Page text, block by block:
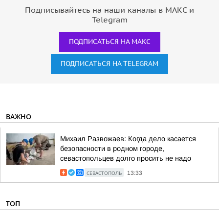
Подписывайтесь на наши каналы в МАКС и
Telegram
ПОДПИСАТЬСЯ НА МАКС
ПОДПИСАТЬСЯ НА TELEGRAM
ВАЖНО
Михаил Развожаев: Когда дело касается
безопасности в родном городе,
севастопольцев долго просить не надо
СЕВАСТОПОЛЬ 13:33
ТОП